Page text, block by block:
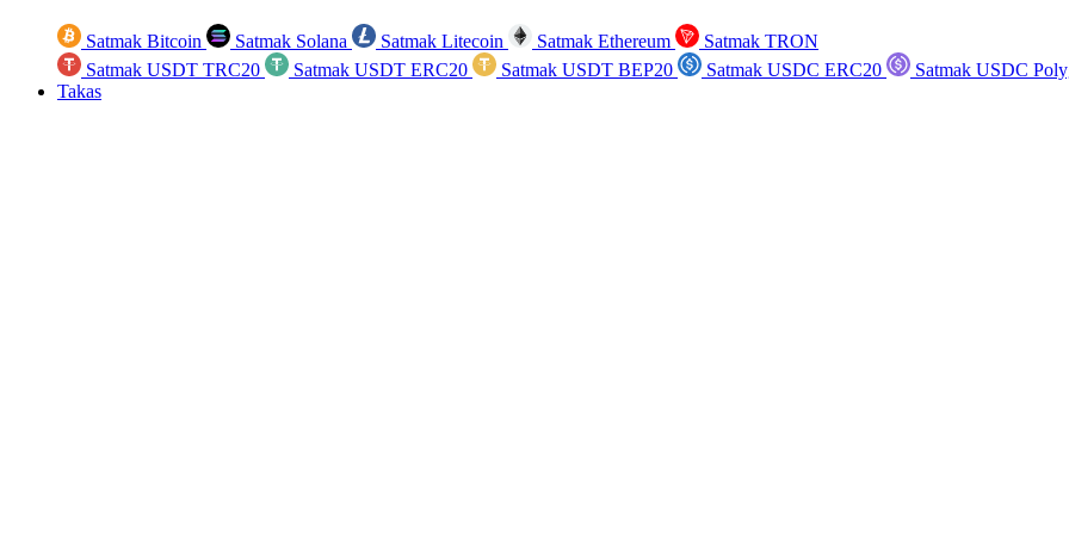
Satmak Bitcoin Satmak Solana Satmak Litecoin Satmak Ethereum
Satmak TRON
Satmak USDT TRC20
Satmak USDT ERC20 Satmak USDT BEP20 Satmak USDC ERC20
Satmak USDC
Takas